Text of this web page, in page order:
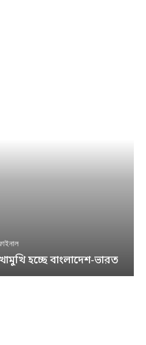
হচ্ছে বাংলাদেশ-ভারত